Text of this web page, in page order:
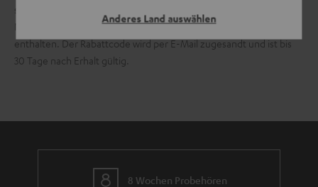
Anderes Land auswählen
sind B-Ware, Sondereditionen, Geschenkgutscheine,
Neuzugänge, Produkte von Drittanbietern und Sets, die diese
enthalten. Der Rabattcode wird per E-Mail zugesandt und ist bis
30 Tage nach Erhalt gültig.
8 Wochen Probehören